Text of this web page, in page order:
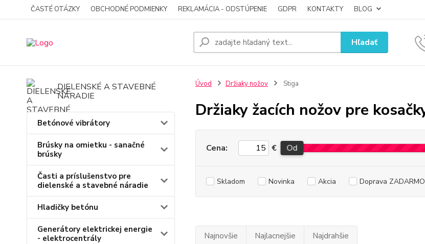
ČASTÉ OTÁZKY OBCHODNÉ PODMIENKY REKLAMÁCIA - ODSTÚPENIE GDPR KONTAKTY BLOG
Hľadať
DIELENSKÉ A STAVEBNÉ
NÁRADIE
Betónové vibrátory
Brúsky na omietku - sanačné
brúsky
Časti a príslušenstvo pre
dielenské a stavebné náradie
Hladičky betónu
Generátory elektrickej energie
- elektrocentrály
Úvod Držiaky nožov Stiga
Držiaky žacích nožov pre
Cena: € Od
Skladom Novinka Akcia Doprava ZADARMO
Najnovšie Najlacnejšie Najdrahšie